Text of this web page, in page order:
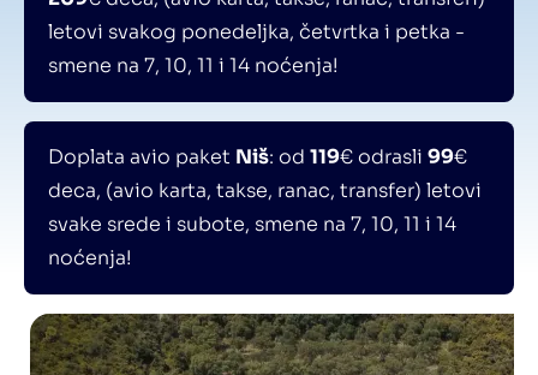
letovi svakog ponedeljka, četvrtka i petka -
smene na 7, 10, 11 i 14 noćenja!
Doplata avio paket Niš: od 119€ odrasli 99€
deca, (avio karta, takse, ranac, transfer) letovi
svake srede i subote, smene na 7, 10, 11 i 14
noćenja!